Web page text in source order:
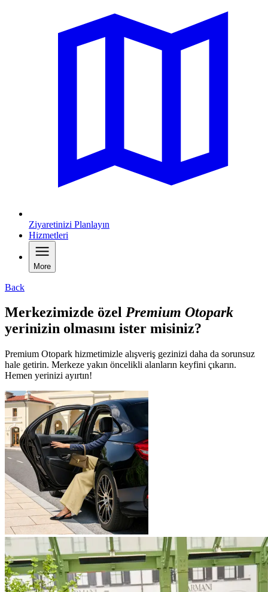
Ziyaretinizi Planlayın
Hizmetleri
More
Back
Merkezimizde özel Premium Otopark
yerinizin olmasını ister misiniz?
Premium Otopark hizmetimizle alışveriş gezinizi daha da sorunsuz
hale getirin. Merkeze yakın öncelikli alanların keyfini çıkarın.
Hemen yerinizi ayırtın!